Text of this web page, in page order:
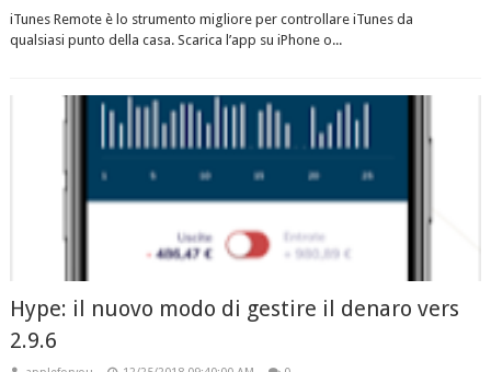
iTunes Remote è lo strumento migliore per controllare iTunes da
qualsiasi punto della casa. Scarica l’app su iPhone o...
Hype: il nuovo modo di gestire il denaro vers
2.9.6